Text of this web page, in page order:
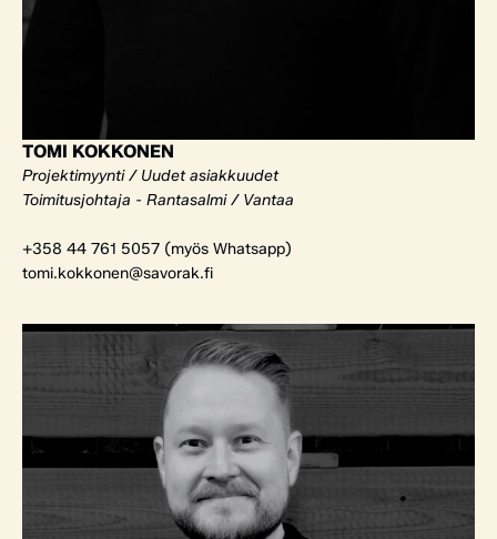
TOMI KOKKONEN
Projektimyynti / Uudet asiakkuudet
Toimitusjohtaja - Rantasalmi / Vantaa
+358 44 761 5057 (myös Whatsapp)
tomi.kokkonen@savorak.fi